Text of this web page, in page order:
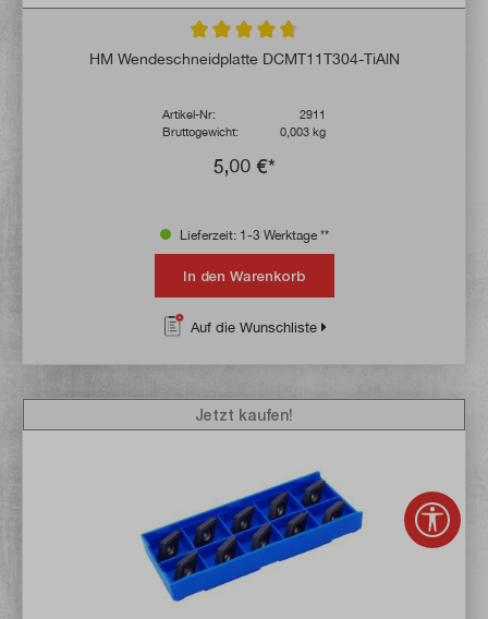
Durchschnittliche Bewertung von 4.6 von
HM Wendeschneidplatte DCMT11T304-TiAlN
Artikel-Nr:
2911
Bruttogewicht:
0,003 kg
5,00 €*
Lieferzeit: 1-3 Werktage **
In den Warenkorb
Auf die Wunschliste
Jetzt kaufen!